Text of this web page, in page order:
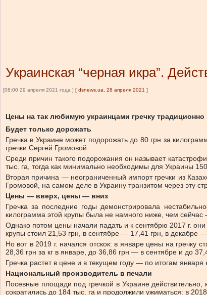
Украинская “черная икра”.
[08:00 29 апреля 2021 года ] [ dsnews.ua, 28 апреля 2021 ]
Цены на так любимую украинцами гречку
Будет только дорожать
Гречка в Украине может подорожать до 80 грн за
гречки Сергей Громовой.
Среди причин такого подорожания он называет
тыс. га, тогда как минимально необходимы для Украины 150
Вторая причина — неограниченный импорт гречки из
Громовой, на самом деле в Украину транзитом через эту
Цены — вверх, цены — вниз
Гречка за последние годы демонстрировала
килограмма этой крупы была не намного ниже, чем сейчас
Однако потом цены начали падать и к сентябрю 2017 г.
крупы стоил 21,53 грн, в сентябре — 17,41 грн, в декабре
Но вот в 2019 г. начался отскок: в январе цены на гречку
28,36 грн за кг в январе, до 36,86 грн — в сентябре и до
Гречка растет в цене и в текущем году — по итогам
Национальный производитель в печали
Посевные площади под гречкой в Украине
сократились до 184 тыс. га и продолжили ужиматься: в